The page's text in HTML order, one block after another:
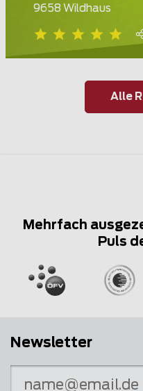
9658 Wildhaus
Alle
Mehrfach
Puls
Newsletter